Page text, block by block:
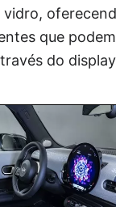
vidro,
que
do